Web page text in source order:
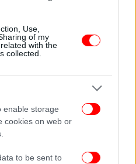
Use,
of my
with the
collected.
enable storage
cookies on web or
to be sent to